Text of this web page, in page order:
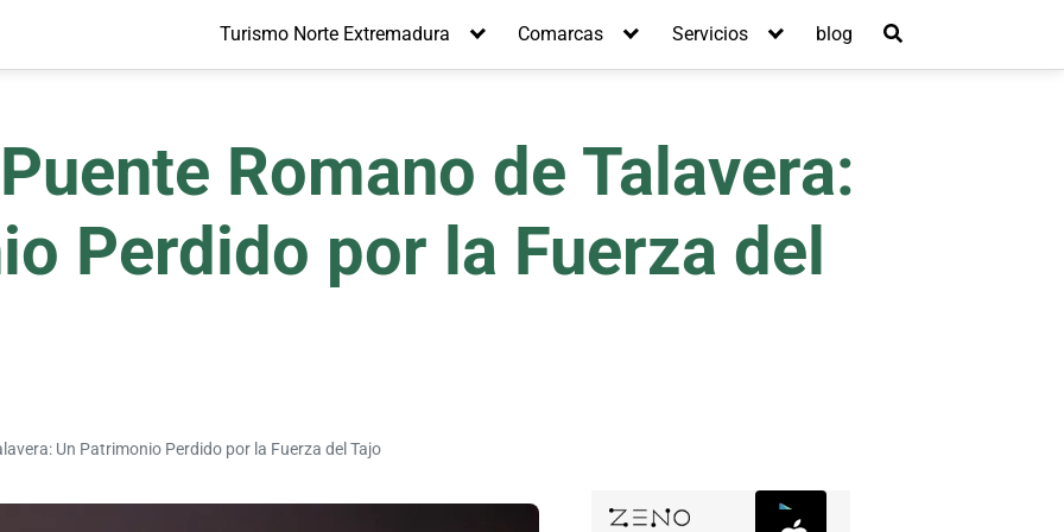
Turismo Norte Extremadura Comarcas Servicios blog
Romano de Talavera:
Perdido por la Fuerza del
Un Patrimonio Perdido por la Fuerza del Tajo